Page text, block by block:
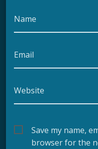
Name
Email
Website
Save my name,
browser for the